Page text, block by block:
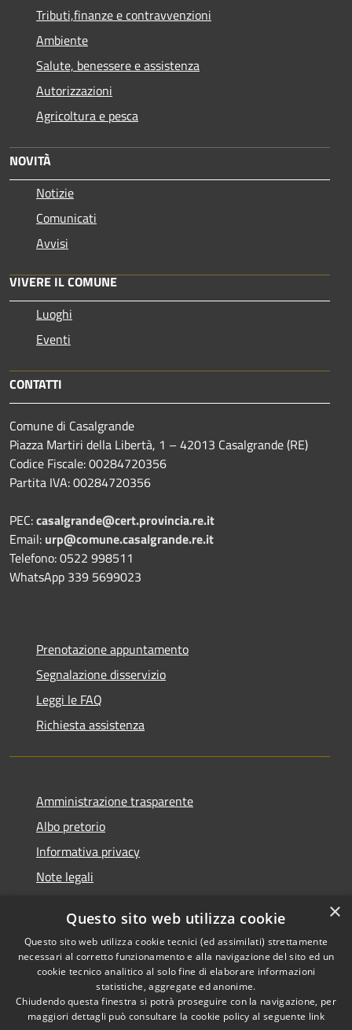
Tributi,finanze e contravvenzioni
Ambiente
Salute, benessere e assistenza
Autorizzazioni
Agricoltura e pesca
NOVITÀ
Notizie
Comunicati
Avvisi
VIVERE IL COMUNE
Luoghi
Eventi
CONTATTI
Comune di Casalgrande
Piazza Martiri della Libertà, 1 – 42013 Casalgrande (RE)
Codice Fiscale: 00284720356
Partita IVA: 00284720356
PEC:casalgrande@cert.provincia.re.it
Email: urp@comune.casalgrande.re.it
Telefono: 0522 998511
WhatsApp 339 5699023
Prenotazione appuntamento
Segnalazione disservizio
Leggi le FAQ
Richiesta assistenza
Amministrazione trasparente
Albo pretorio
Informativa privacy
Note legali
Piano di miglioramento del sito
RSS
Accessibilità
Copyright © 2026 • Comune di
Casalgrande • Powered by
×
Questo sito web utilizza cookie
Questo sito web utilizza cookie tecnici (ed assimilati) strettamente
necessari al corretto funzionamento e alla navigazione del sito ed un
cookie tecnico analitico al solo fine di elaborare informazioni
statistiche, aggregate ed anonime.
Chiudendo questa finestra si potrà proseguire con la navigazione, per
maggiori dettagli può consultare la cookie policy al seguente link